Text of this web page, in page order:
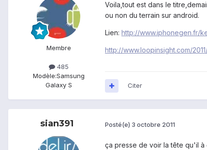
Membre
485
Modèle:Samsung
Galaxy S
Voila,tout est dans le
ou non du terrain sur android.
Lien: http://www.iphonegen.fr/
http://www.loopinsight.com/
Citer
sian391 Posté(e) 3 octobre 2011
ça presse de voir la tête qu'il à